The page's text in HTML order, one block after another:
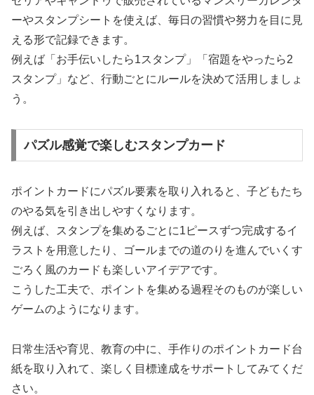
ーやスタンプシートを使えば、毎日の習慣や努力を目に見
える形で記録できます。
例えば「お手伝いしたら1スタンプ」「宿題をやったら2
スタンプ」など、行動ごとにルールを決めて活用しましょ
う。
パズル感覚で楽しむスタンプカード
ポイントカードにパズル要素を取り入れると、子どもたち
のやる気を引き出しやすくなります。
例えば、スタンプを集めるごとに1ピースずつ完成するイ
ラストを用意したり、ゴールまでの道のりを進んでいくす
ごろく風のカードも楽しいアイデアです。
こうした工夫で、ポイントを集める過程そのものが楽しい
ゲームのようになります。
日常生活や育児、教育の中に、手作りのポイントカード台
紙を取り入れて、楽しく目標達成をサポートしてみてくだ
さい。